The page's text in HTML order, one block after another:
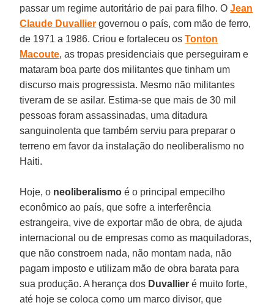
passar um regime autoritário de pai para filho. OJean
Claude Duvallier governou o país, com mão de ferro,
de 1971 a 1986. Criou e fortaleceu osTonton
Macoute, as tropas presidenciais que perseguiram e
mataram boa parte dos militantes que tinham um
discurso mais progressista. Mesmo não militantes
tiveram de se asilar. Estima-se que mais de 30 mil
pessoas foram assassinadas, uma ditadura
sanguinolenta que também serviu para preparar o
terreno em favor da instalação do neoliberalismo no
Haiti.
Hoje, o neoliberalismo é o principal empecilho
econômico ao país, que sofre a interferência
estrangeira, vive de exportar mão de obra, de ajuda
internacional ou de empresas como as maquiladoras,
que não constroem nada, não montam nada, não
pagam imposto e utilizam mão de obra barata para
sua produção. A herança dos Duvallier é muito forte,
até hoje se coloca como um marco divisor, que